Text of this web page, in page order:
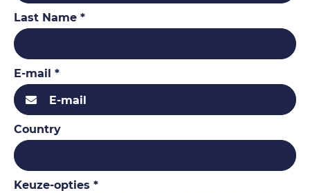
Last Name *
E-mail *
Country
Keuze-opties *